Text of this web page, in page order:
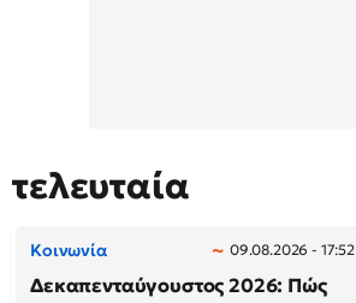
τελευταία
Κοινωνία 09.08.2026 - 17:52
Δεκαπενταύγουστος 2026: Πώς